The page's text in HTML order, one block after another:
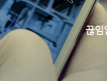
JW Promise
JW WAY
ESG News
끊임